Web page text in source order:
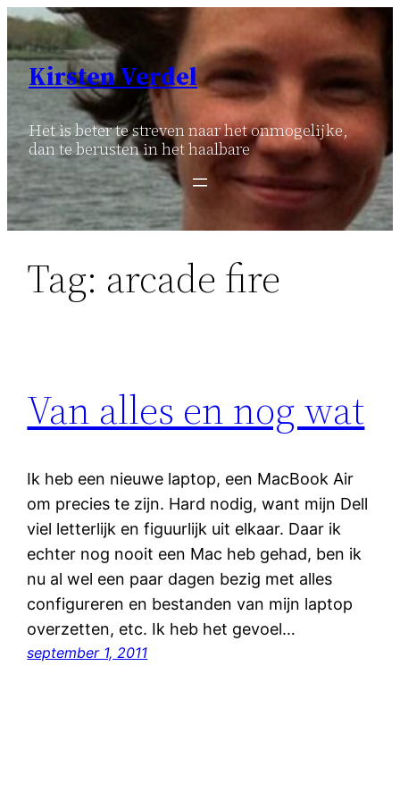
Ga
naar
inhoud
Kirsten Verdel
Het is beter te streven naar het onmogelijke,
dan te berusten in het haalbare
Tag: arcade fire
Van alles en nog wat
Ik heb een nieuwe laptop, een MacBook Air
om precies te zijn. Hard nodig, want mijn Dell
viel letterlijk en figuurlijk uit elkaar. Daar ik
echter nog nooit een Mac heb gehad, ben ik
nu al wel een paar dagen bezig met alles
configureren en bestanden van mijn laptop
overzetten, etc. Ik heb het gevoel…
september 1, 2011